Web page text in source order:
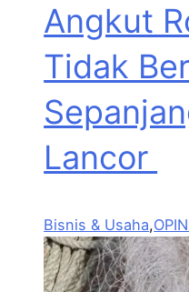
Angkut
Tidak
Lancor
Bisnis & Usaha,